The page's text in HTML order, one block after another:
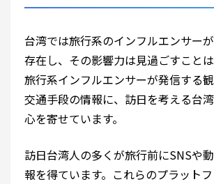
台湾では旅行系のインフルエンサー
存在し、その影響力は見過ごすことは
旅行系インフルエンサーが発信する
交通手段の情報に、訪日を考える台
心を寄せています。
訪日台湾人の多くが旅行前にSNSや
報を得ています。これらのプラット